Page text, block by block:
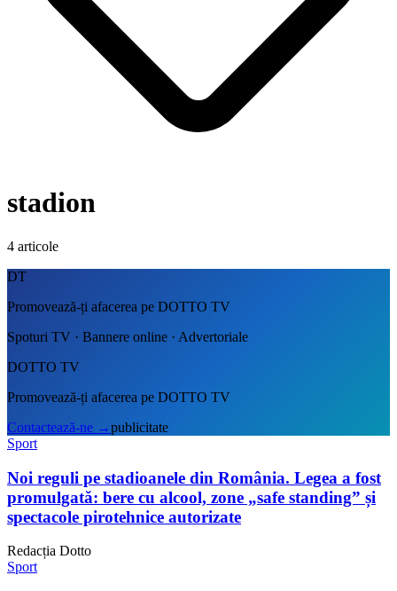
stadion
4 articole
DT
Promovează-ți afacerea pe DOTTO TV
Spoturi TV · Bannere online · Advertoriale
DOTTO TV
Promovează-ți afacerea pe DOTTO TV
Contactează-ne →publicitate
Sport
Noi reguli pe stadioanele din România. Legea a fost
promulgată: bere cu alcool, zone „safe standing” și
spectacole pirotehnice autorizate
Redacția Dotto
Sport